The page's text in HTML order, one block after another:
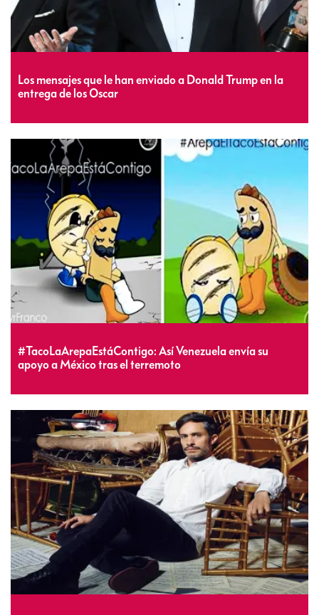
Los mensajes que le han enviado a Donald Trump en la
entrega de los Oscar
#TacoLaArepaEstáContigo: Así Venezuela envía su
apoyo a México tras el terremoto